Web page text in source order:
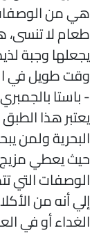
من الوصفات
لا تنسى،
وجبة
طويل في
بالجمبري
هذا الطبق
ولمن
يعطي مزيج
التي
أنه من
أو في